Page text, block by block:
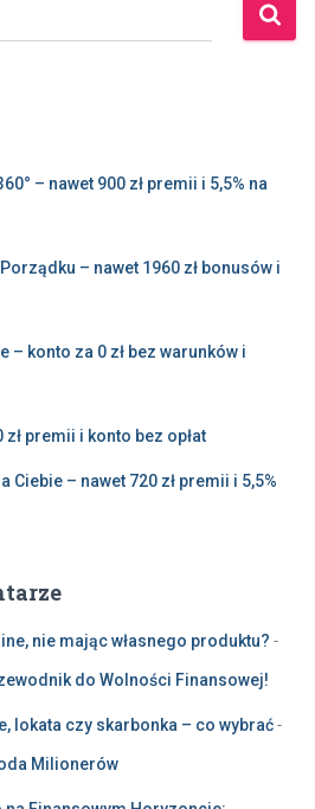
– nawet 900 zł premii i 5,5% na
– nawet 1960 zł bonusów i
– konto za 0 zł bez warunków i
zł premii i konto bez opłat
– nawet 720 zł premii i 5,5%
nie mając własnego produktu? -
do Wolności Finansowej!
lokata czy skarbonka – co wybrać-
Milionerów